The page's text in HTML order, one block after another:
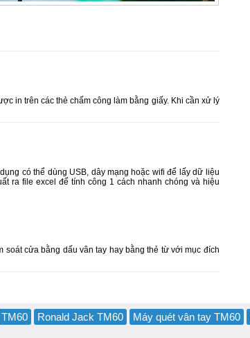
in trên các thẻ chấm công làm bằng giấy. Khi cần xử lý
có thể dùng USB, dây mạng hoặc wifi để lấy dữ liệu
ra file excel để tính công 1 cách nhanh chóng và hiệu
soát cửa bằng dấu vân tay hay bằng thẻ từ với mục đích
TM60 Ronald Jack TM60 Máy quét vân tay TM60